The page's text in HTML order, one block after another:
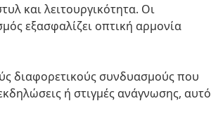
και λειτουργικότητα. Οι
εξασφαλίζει οπτική αρμονία
διαφορετικούς συνδυασμούς που
ή στιγμές ανάγνωσης, αυτό